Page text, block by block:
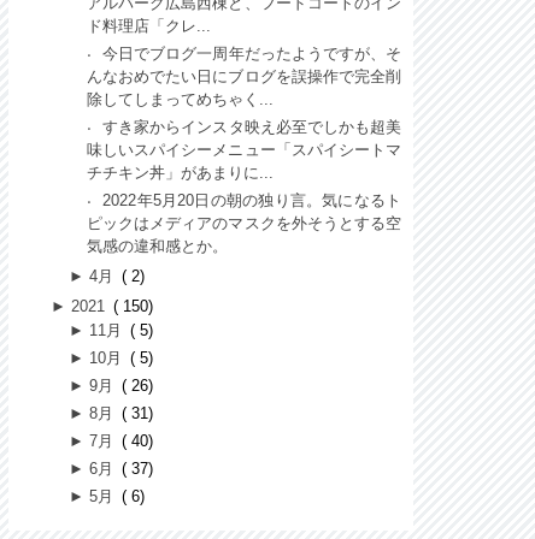
ド料理店「クレ...
今日でブログ一周年だったようですが、そ
んなおめでたい日にブログを誤操作で完全削
除してしまってめちゃく...
すき家からインスタ映え必至でしかも超美
味しいスパイシーメニュー「スパイシートマ
チチキン丼」があまりに...
2022年5月20日の朝の独り言。気になるト
ピックはメディアのマスクを外そうとする空
気感の違和感とか。
►4月
2
►2021
150
► 11月
5
► 10月
5
►9月
26
►8月
31
►7月
40
►6月
37
►5月 6